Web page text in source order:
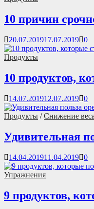
10 причин
20.07.201917.07.2019 0
Продукты
10 продуктов,
14.07.201912.07.2019 0
Продукты /Снижение веса
Удивительная
14.04.201911.04.2019 0
Упражнения
9 продуктов,